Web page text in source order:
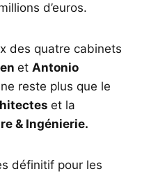
d’euros.
des quatre cabinets
et Antonio
reste plus que le
et la
& Ingénierie.
définitif pour les